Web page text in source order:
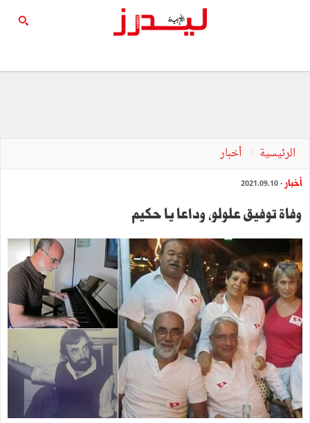
الرئيسية أخبار
أخبار - 2021.09.10
وفاة توفيق علولو، وداعا يا حكيم